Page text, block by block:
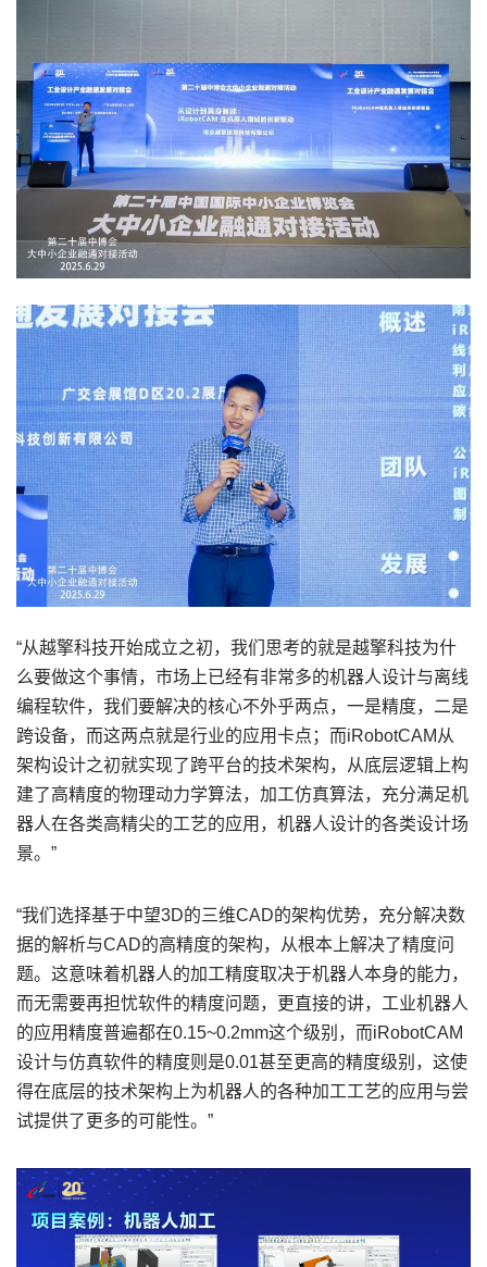
“从越擎科技开始成立之初，我们思考的就是越擎科技为什
么要做这个事情，市场上已经有非常多的机器人设计与离线
编程软件，我们要解决的核心不外乎两点，一是精度，二是
跨设备，而这两点就是行业的应用卡点；而iRobotCAM从
架构设计之初就实现了跨平台的技术架构，从底层逻辑上构
建了高精度的物理动力学算法，加工仿真算法，充分满足机
器人在各类高精尖的工艺的应用，机器人设计的各类设计场
景。”
“我们选择基于中望3D的三维CAD的架构优势，充分解决数
据的解析与CAD的高精度的架构，从根本上解决了精度问
题。这意味着机器人的加工精度取决于机器人本身的能力，
而无需要再担忧软件的精度问题，更直接的讲，工业机器人
的应用精度普遍都在0.15~0.2mm这个级别，而iRobotCAM
设计与仿真软件的精度则是0.01甚至更高的精度级别，这使
得在底层的技术架构上为机器人的各种加工工艺的应用与尝
试提供了更多的可能性。”